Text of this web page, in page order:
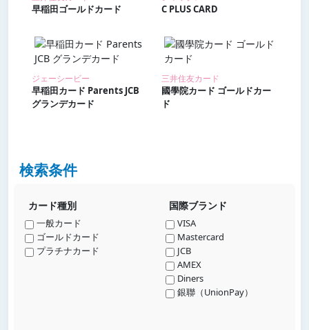
早稲田ゴールドカード C PLUS CARD
ジェーシービー
早稲田カード Parents JCB
グランデカード
三井住友カード
國學院カード ゴールドカー
ド
検索条件
カード種別
一般カード
ゴールドカード
プラチナカード
国際ブランド
VISA
Mastercard
JCB
AMEX
Diners
銀聯（UnionPay）